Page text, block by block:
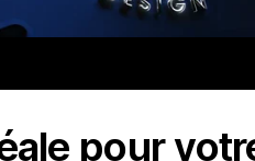
pour